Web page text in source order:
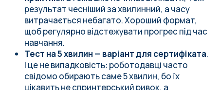
результат чесніший за хвилинний, а часу
витрачається небагато. Хороший формат,
щоб регулярно відстежувати прогрес під час
навчання.
Тест на 5 хвилин — варіант для сертифіката.
І це не випадковість: роботодавці часто
свідомо обирають саме 5 хвилин, бо їх
цікавить не спринтерський ривок, а